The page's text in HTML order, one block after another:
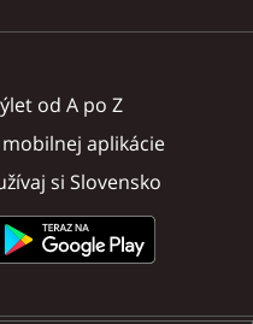
od A po Z
aplikácie
si Slovensko